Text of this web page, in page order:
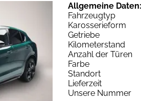
Allgemeine Daten:
Fahrzeugtyp
Karosserieform
Getriebe
Kilometerstand
Anzahl der Türen
Farbe
Standort
Lieferzeit
Unsere Nummer